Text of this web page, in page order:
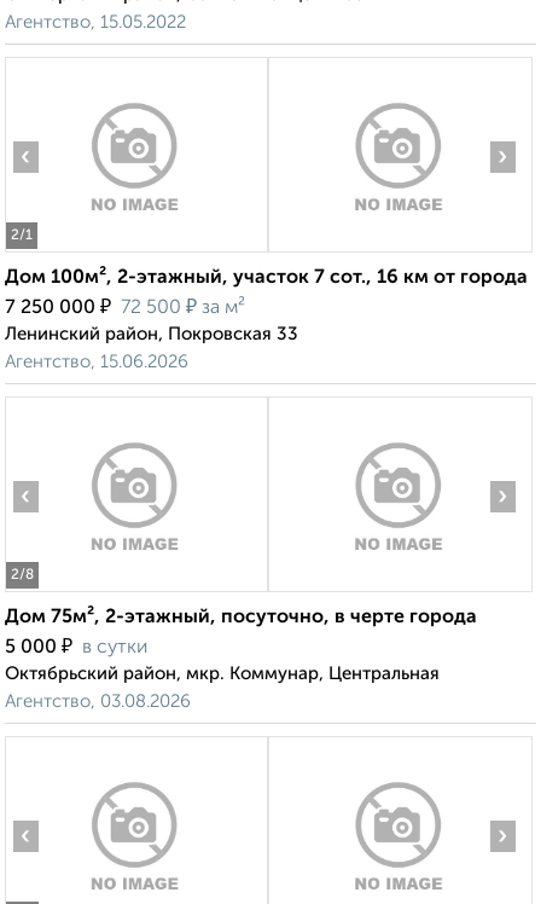
Агентство, 15.05.2022
2/1
‹ ›
Дом 100м², 2-этажный, участок 7 сот., 16 км от города
7 250 000 ₽ 72 500 ₽ за м²
Ленинский район, Покровская 33
Агентство, 15.06.2026
2/8
‹ ›
Дом 75м², 2-этажный, посуточно, в черте города
5 000 ₽ в сутки
Октябрьский район, мкр. Коммунар, Центральная
Агентство, 03.08.2026
‹ ›